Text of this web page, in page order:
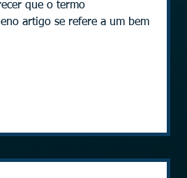
que o termo
artigo se refere a um bem